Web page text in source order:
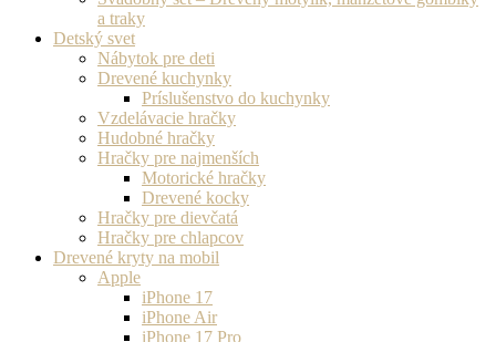
a traky
Detský svet
Nábytok pre deti
Drevené kuchynky
Príslušenstvo do kuchynky
Vzdelávacie hračky
Hudobné hračky
Hračky pre najmenších
Motorické hračky
Drevené kocky
Hračky pre dievčatá
Hračky pre chlapcov
Drevené kryty na mobil
Apple
iPhone 17
iPhone Air
iPhone 17 Pro